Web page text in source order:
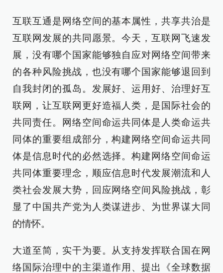
互联互通是网络空间的基本属性，共享共治是
互联网发展的共同愿景。今天，互联网飞速发
展，没有哪个国家能够独自应对网络空间带来
的各种风险挑战，也没有哪个国家能够退回到
自我封闭的孤岛。发展好、运用好、治理好互
联网，让互联网更好造福人类，是国际社会的
共同责任。网络空间命运共同体是人类命运共
同体的重要组成部分，构建网络空间命运共同
体是信息时代的必然选择。构建网络空间命运
共同体重要理念，顺应信息时代发展潮流和人
类社会发展大势，回应网络空间风险挑战，彰
显了中国共产党为人类谋进步、为世界谋大同
的情怀。
大道至简，实干为要。从支持发挥联合国在网
络国际治理中的主渠道作用、提出《全球数据